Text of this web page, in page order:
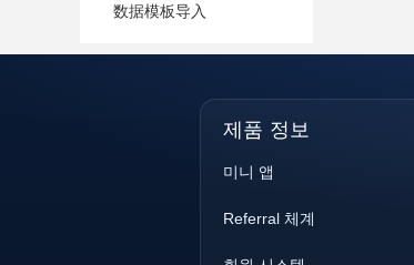
数据模板导入
제품 정보
미니 앱
Referral 체계